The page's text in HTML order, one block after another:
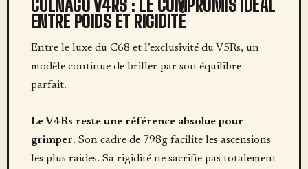
COLNAGO V4RS : LE COMPROMIS IDÉAL
ENTRE POIDS ET RIGIDITÉ
Entre le luxe du C68 et l’exclusivité du V5Rs, un
modèle continue de briller par son équilibre
parfait.
Le V4Rs reste une référence absolue pour
grimper. Son cadre de 798g facilite les ascensions
les plus raides. Sa rigidité ne sacrifie pas totalement